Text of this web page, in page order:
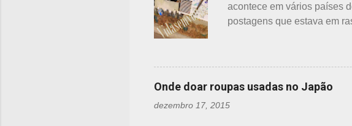
acontece em vários países
postagens que estava em
esses baldes de água
em Kyoto, inclusive nos
balde para combate a
incêndios, para que não se
bairro, não sendo, portanto,
Onde doar roupas usadas no Japão
dezembro 17, 2015